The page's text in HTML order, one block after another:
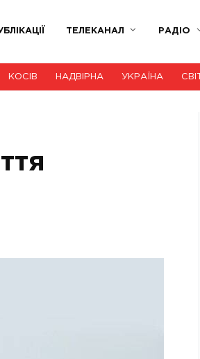
ТЕЛЕКАНАЛ РАДІО
КОСІВ НАДВІРНА УКРАЇНА СВІТ